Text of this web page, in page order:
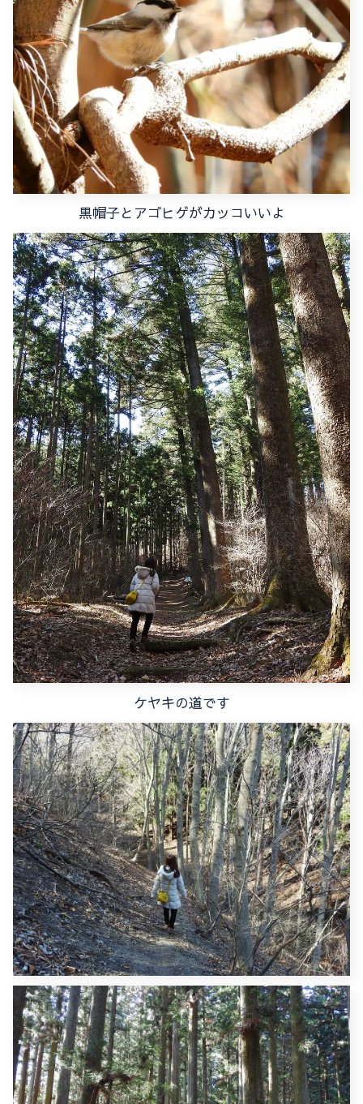
黒帽子とアゴヒゲがカッコいいよ
ケヤキの道です